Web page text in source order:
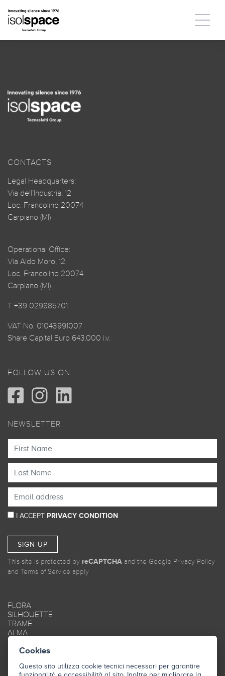
CONTACTS
Legal Headquarters:
Via dell’Industria, 12
Loc. Francolino 20074
Carpiano (MI)
Operational Office:
Via Aldo Moro, 12
Loc. Francolino 20074
Carpiano (MI)
T +39 029885701
VAT No. 01043991007
Share Capital Euro 643.000 i.v.
FOLLOW US ON
NEWSLETTER
I ACCEPT PRIVACY CONDITION
SIGN UP
This site is protected by reCAPTCHA and the Google Privacy Policy
and Terms of Service apply
FLORA
SILHOUETTE
TRAME
ALMA
OBLIQUE
FRAME
Cookies
Questo sito utilizza cookie tecnici necessari per garantire